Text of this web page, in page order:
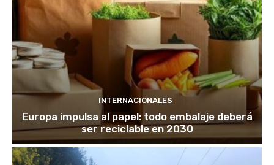
INTERNACIONALES
Europa impulsa al papel: todo embalaje deberá
ser reciclable en 2030